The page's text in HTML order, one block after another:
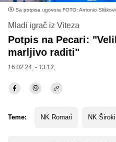
Sa potpisa ugovora FOTO: Antonio
Mladi igrač iz Viteza
Potpis na Pecari:
marljivo raditi"
16.02.24. - 13:12,
Teme: NK Romari NK